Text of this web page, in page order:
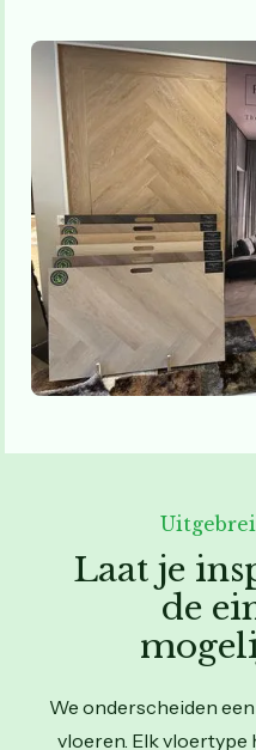
Laat je
de
We onderscheiden
vloeren. Elk vloertype